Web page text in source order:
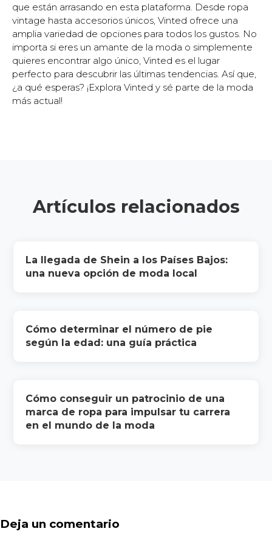
que están arrasando en esta plataforma. Desde ropa
vintage hasta accesorios únicos, Vinted ofrece una
amplia variedad de opciones para todos los gustos. No
importa si eres un amante de la moda o simplemente
quieres encontrar algo único, Vinted es el lugar
perfecto para descubrir las últimas tendencias. Así que,
¿a qué esperas? ¡Explora Vinted y sé parte de la moda
más actual!
Artículos relacionados
La llegada de Shein a los Países Bajos:
una nueva opción de moda local
Cómo determinar el número de pie
según la edad: una guía práctica
Cómo conseguir un patrocinio de una
marca de ropa para impulsar tu carrera
en el mundo de la moda
Deja un comentario